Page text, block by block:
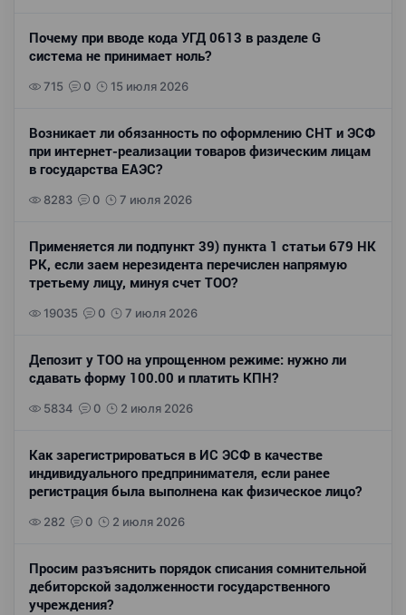
Почему при вводе кода УГД 0613 в разделе G
система не принимает ноль?
715 0 15 июля 2026
Возникает ли обязанность по оформлению СНТ и ЭСФ
при интернет-реализации товаров физическим лицам
в государства ЕАЭС?
8283 0 7 июля 2026
Применяется ли подпункт 39) пункта 1 статьи 679 НК
РК, если заем нерезидента перечислен напрямую
третьему лицу, минуя счет ТОО?
19035 0 7 июля 2026
Депозит у ТОО на упрощенном режиме: нужно ли
сдавать форму 100.00 и платить КПН?
5834 0 2 июля 2026
Как зарегистрироваться в ИС ЭСФ в качестве
индивидуального предпринимателя, если ранее
регистрация была выполнена как физическое лицо?
282 0 2 июля 2026
Просим разъяснить порядок списания сомнительной
дебиторской задолженности государственного
учреждения?